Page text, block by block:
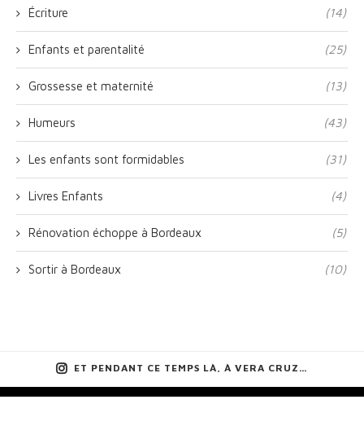
Écriture (14)
Enfants et parentalité (25)
Grossesse et maternité (13)
Humeurs (43)
Les enfants sont formidables (31)
Livres Enfants (4)
Rénovation échoppe à Bordeaux (5)
Sortir à Bordeaux (10)
ET PENDANT CE TEMPS LÀ, À VERA CRUZ…